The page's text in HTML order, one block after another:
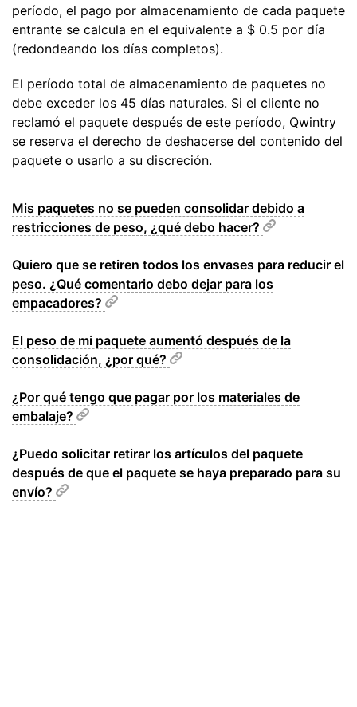
período, el pago por almacenamiento de cada paquete
entrante se calcula en el equivalente a $ 0.5 por día
(redondeando los días completos).
El período total de almacenamiento de paquetes no
debe exceder los 45 días naturales. Si el cliente no
reclamó el paquete después de este período, Qwintry
se reserva el derecho de deshacerse del contenido del
paquete o usarlo a su discreción.
Mis paquetes no se pueden consolidar debido a
restricciones de peso, ¿qué debo hacer?
Quiero que se retiren todos los envases para reducir el
peso. ¿Qué comentario debo dejar para los
empacadores?
El peso de mi paquete aumentó después de la
consolidación, ¿por qué?
¿Por qué tengo que pagar por los materiales de
embalaje?
¿Puedo solicitar retirar los artículos del paquete
después de que el paquete se haya preparado para su
envío?